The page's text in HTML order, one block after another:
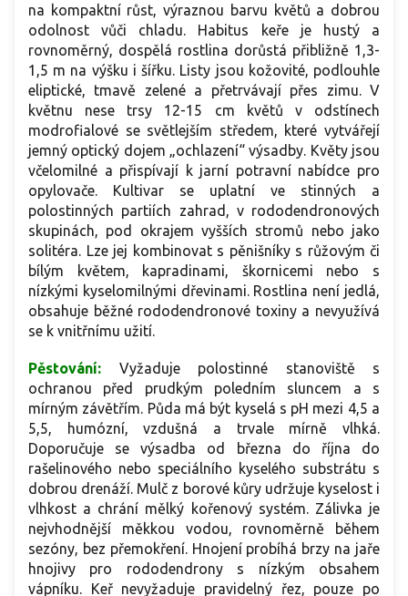
na kompaktní růst, výraznou barvu květů a dobrou
odolnost vůči chladu. Habitus keře je hustý a
rovnoměrný, dospělá rostlina dorůstá přibližně 1,3-
1,5 m na výšku i šířku. Listy jsou kožovité, podlouhle
eliptické, tmavě zelené a přetrvávají přes zimu. V
květnu nese trsy 12-15 cm květů v odstínech
modrofialové se světlejším středem, které vytvářejí
jemný optický dojem „ochlazení“ výsadby. Květy jsou
včelomilné a přispívají k jarní potravní nabídce pro
opylovače. Kultivar se uplatní ve stinných a
polostinných partiích zahrad, v rododendronových
skupinách, pod okrajem vyšších stromů nebo jako
solitéra. Lze jej kombinovat s pěnišníky s růžovým či
bílým květem, kapradinami, škornicemi nebo s
nízkými kyselomilnými dřevinami. Rostlina není jedlá,
obsahuje běžné rododendronové toxiny a nevyužívá
se k vnitřnímu užití.
Pěstování: Vyžaduje polostinné stanoviště s
ochranou před prudkým poledním sluncem a s
mírným závětřím. Půda má být kyselá s pH mezi 4,5 a
5,5, humózní, vzdušná a trvale mírně vlhká.
Doporučuje se výsadba od března do října do
rašelinového nebo speciálního kyselého substrátu s
dobrou drenáží. Mulč z borové kůry udržuje kyselost i
vlhkost a chrání mělký kořenový systém. Zálivka je
nejvhodnější měkkou vodou, rovnoměrně během
sezóny, bez přemokření. Hnojení probíhá brzy na jaře
hnojivy pro rododendrony s nízkým obsahem
vápníku. Keř nevyžaduje pravidelný řez, pouze po